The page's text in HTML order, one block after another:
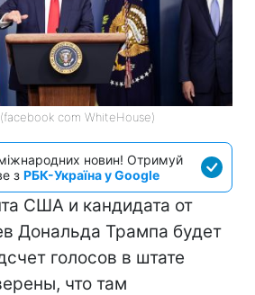
com WhiteHouse)
новин! Отримуй
з РБК-Україна у Google
США и кандидата от
Дональда Трампа будет
голосов в штате
что там